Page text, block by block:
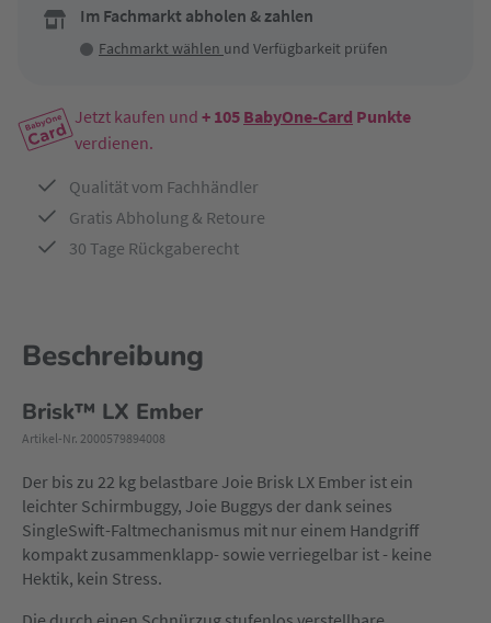
Im Fachmarkt abholen & zahlen
Fachmarkt wählen und Verfügbarkeit prüfen
Jetzt kaufen und + 105 BabyOne-Card Punkte
verdienen.
Qualität vom Fachhändler
Gratis Abholung & Retoure
30 Tage Rückgaberecht
Beschreibung
Brisk™ LX Ember
Artikel-Nr. 2000579894008
Der bis zu 22 kg belastbare Joie Brisk LX Ember ist ein
leichter Schirmbuggy, Joie Buggys der dank seines
SingleSwift-Faltmechanismus mit nur einem Handgriff
kompakt zusammenklapp- sowie verriegelbar ist - keine
Hektik, kein Stress.